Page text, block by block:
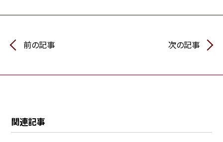
前の記事 次の記事
関連記事